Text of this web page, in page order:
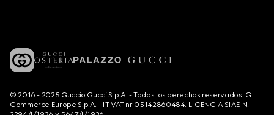
© 2016 - 2025 Guccio Gucci S.p.A. - Todos los derechos reservados. G
Commerce Europe S.p.A. - IT VAT nr 05142860484. LICENCIA SIAE N.